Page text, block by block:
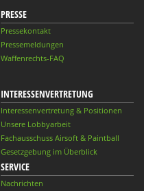
PRESSE
Pressekontakt
Pressemeldungen
Waffenrechts-FAQ
INTERESSENVERTRETUNG
Interessenvertretung & Positionen
Unsere Lobbyarbeit
Fachausschuss Airsoft & Paintball
Gesetzgebung im Überblick
SERVICE
Nachrichten